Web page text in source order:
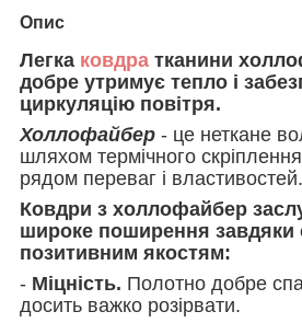
Опис
Легка ковдра тканини
добре утримує тепло і
циркуляцію повітря.
Холлофайбер - це неткане
шляхом термічного
рядом переваг і властивостей.
Ковдри з холлофайбер
широке поширення завдяки
позитивним якостям:
- Міцність. Полотно добре
досить важко розірвати.